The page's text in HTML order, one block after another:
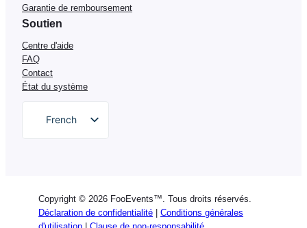
Garantie de remboursement
Soutien
Centre d'aide
FAQ
Contact
État du système
French
Spanish
Copyright © 2026 FooEvents™. Tous droits réservés.
Déclaration de confidentialité
Conditions générales